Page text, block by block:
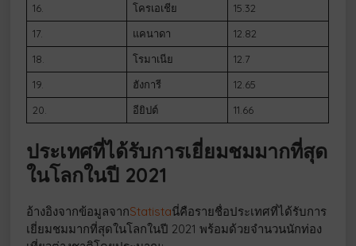
16.
โครเอเชีย
15.32
17.
แคนาดา
12.82
18.
โรมาเนีย
12.7
19.
ฮังการี
12.65
20.
อียิปต์ 11.66
ประเทศที่ได้รับการเยี่ยมชมมากที่สุด
ในโลกในปี 2021
อ้างอิงจากข้อมูลจากStatistaนี่คือรายชื่อประเทศที่ได้รับการ
เยี่ยมชมมากที่สุดในโลกในปี 2021 พร้อมด้วยจำนวนนักท่อง